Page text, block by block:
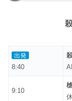
出発
8:40
9:10